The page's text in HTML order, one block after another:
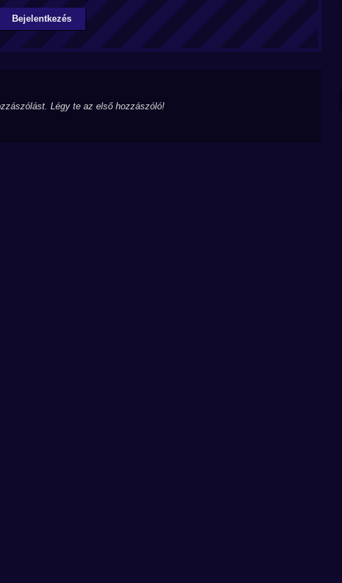
Bejelentkezés
Légy te az első hozzászóló!